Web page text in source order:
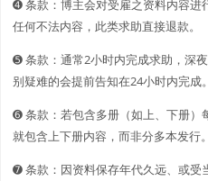
➍ 条款：博主会对受雇之资料内容进
任何不法内容，此类求助直接退款。
➎ 条款：通常2小时内完成求助，深
别疑难的会提前告知在24小时内完成。
➏ 条款：若包含多册（如上、下册）
就包含上下册内容，而非分多本发行。
➐ 条款：因资料保存年代久远、或受